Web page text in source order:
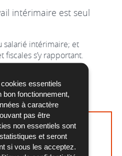
essentiels
fonctionnement,
à caractère
pas être
non essentiels sont
et seront
si vous les acceptez.
intérimaire est seul
salarié intérimaire; et
fiscales s’y rapportant.
COTRAV